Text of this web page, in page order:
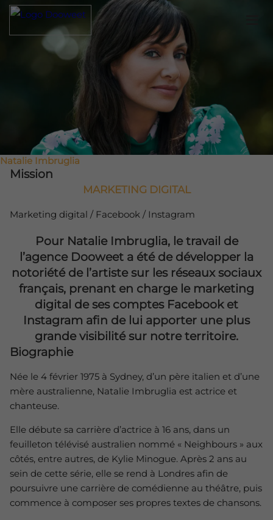
Natalie Imbruglia
Mission
MARKETING DIGITAL
Marketing digital / Facebook / Instagram
Pour Natalie Imbruglia, le travail de
l’agence Dooweet a été de développer la
notoriété de l’artiste sur les réseaux sociaux
français, prenant en charge le marketing
digital de ses comptes Facebook et
Instagram afin de lui apporter une plus
grande visibilité sur notre territoire.
Biographie
Née le 4 février 1975 à Sydney, d’un père italien et d’une
mère australienne, Natalie Imbruglia est actrice et
chanteuse.
Elle débute sa carrière d’actrice à 16 ans, dans un
feuilleton télévisé australien nommé « Neighbours » aux
côtés, entre autres, de Kylie Minogue. Après 2 ans au
sein de cette série, elle se rend à Londres afin de
poursuivre une carrière de comédienne au théâtre, puis
commence à composer ses propres textes de chansons.